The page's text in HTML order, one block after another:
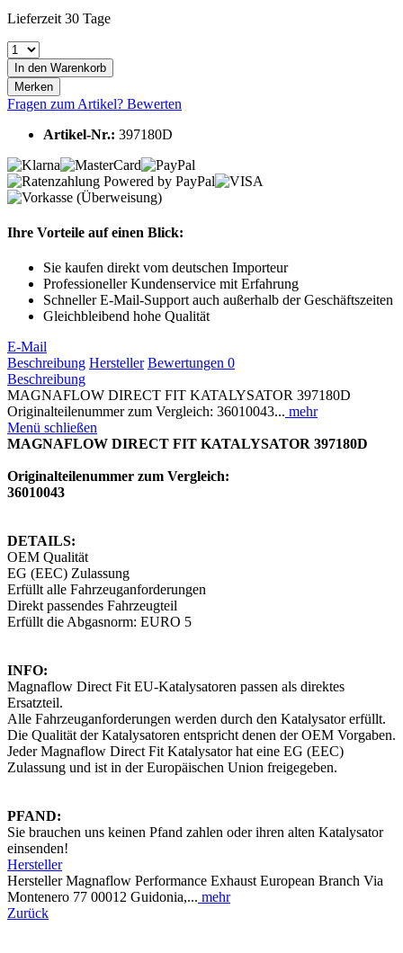
Lieferzeit 30 Tage
In den Warenkorb
Merken
Fragen zum Artikel? Bewerten
Artikel-Nr.: 397180D
Ihre Vorteile auf einen Blick:
Sie kaufen direkt vom deutschen Importeur
Professioneller Kundenservice mit Erfahrung
Schneller E-Mail-Support auch außerhalb der Geschäftszeiten
Gleichbleibend hohe Qualität
E-Mail
Beschreibung Hersteller Bewertungen 0
Beschreibung
MAGNAFLOW DIRECT FIT KATALYSATOR 397180D
Originalteilenummer zum Vergleich: 36010043... mehr
Menü schließen
MAGNAFLOW DIRECT FIT KATALYSATOR 397180D
Originalteilenummer zum Vergleich:
36010043
DETAILS:
OEM Qualität
EG (EEC) Zulassung
Erfüllt alle Fahrzeuganforderungen
Direkt passendes Fahrzeugteil
Erfüllt die Abgasnorm: EURO 5
INFO:
Magnaflow Direct Fit EU-Katalysatoren passen als direktes
Ersatzteil.
Alle Fahrzeuganforderungen werden durch den Katalysator erfüllt.
Die Qualität der Katalysatoren entspricht denen der OEM Vorgaben.
Jeder Magnaflow Direct Fit Katalysator hat eine EG (EEC)
Zulassung und ist in der Europäischen Union freigegeben.
PFAND:
Sie brauchen uns keinen Pfand zahlen oder ihren alten Katalysator
einsenden!
Hersteller
Hersteller Magnaflow Performance Exhaust European Branch Via
Montenero 77 00012 Guidonia,... mehr
Zurück